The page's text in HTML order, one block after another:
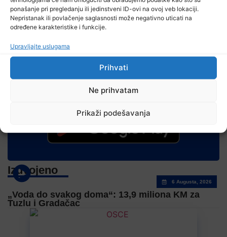
ponašanje pri pregledanju ili jedinstveni ID-ovi na ovoj veb lokaciji.
Nepristanak ili povlačenje saglasnosti može negativno uticati na
određene karakteristike i funkcije.
Upravljajte uslugama
Prihvati
Ne prihvatam
Prikaži podešavanja
RTVTK aplikaciju za Android telefone možete preuzeti
na Google Play trgovini:
Izdvojeno
6 Augusta, 2026
„Voda do svakog doma“: 13,9 miliona KM za
Tuzlu i Gradačac